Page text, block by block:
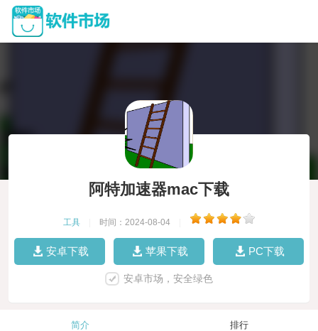
阿特加速器mac下载
工具 时间：2024-08-04
安卓下载 苹果下载 PC下载
安卓市场，安全绿色
简介 排行